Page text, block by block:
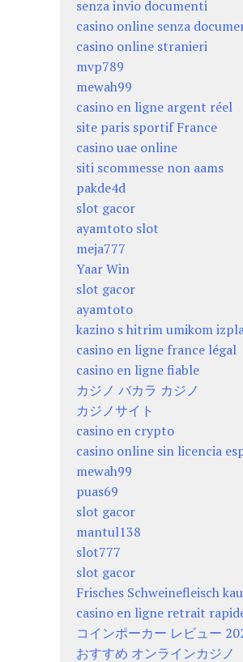
senza invio documenti
casino online senza
casino online stranieri
mvp789
mewah99
casino en ligne argent réel
site paris sportif France
casino uae online
siti scommesse non aams
pakde4d
slot gacor
ayamtoto slot
meja777
Yaar Win
slot gacor
ayamtoto
kazino s hitrim umikom
casino en ligne france légal
casino en ligne fiable
カジノ バカラ カジノ
カジノサイト
casino en crypto
casino online sin licencia
mewah99
puas69
slot gacor
mantul138
slot777
slot gacor
Frisches Schweinefleisch
casino en ligne retrait
コインポーカー レビュー
おすすめ オンラインカジノ